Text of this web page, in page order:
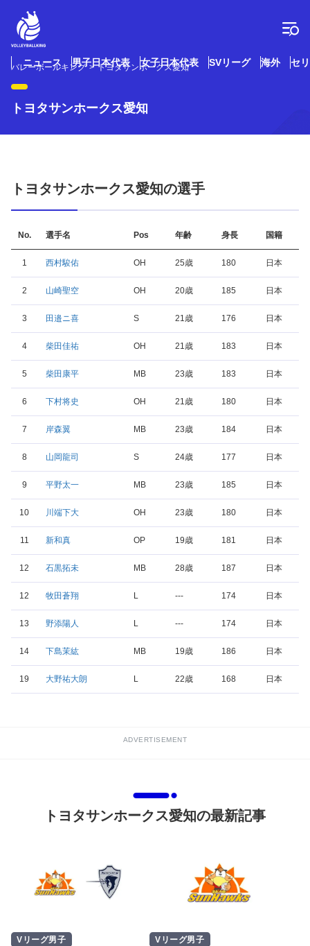
ニュース 男子日本代表 女子日本代表 SVリーグ 海外 セ
バレーボールキング トヨタサンホークス愛知
トヨタサンホークス愛知
トヨタサンホークス愛知の選手
No. 選手名 Pos 年齢 身長 国籍
1 西村駿佑 OH 25歳 180 日本
2 山崎聖空 OH 20歳 185 日本
3 田邉ニ喜 S 21歳 176 日本
4 柴田佳祐 OH 21歳 183 日本
5 柴田康平 MB 23歳 183 日本
6 下村将史 OH 21歳 180 日本
7 岸森翼 MB 23歳 184 日本
8 山岡龍司 S 24歳 177 日本
9 平野太一 MB 23歳 185 日本
10 川端下大 OH 23歳 180 日本
11 新和真 OP 19歳 181 日本
12 石黒拓未 MB 28歳 187 日本
12 牧田蒼翔 L --- 174 日本
13 野添陽人 L --- 174 日本
14 下島茉紘 MB 19歳 186 日本
19 大野祐大朗 L 22歳 168 日本
ADVERTISEMENT
トヨタサンホークス愛知の最新記事
Vリーグ男子
Vリーグ男子